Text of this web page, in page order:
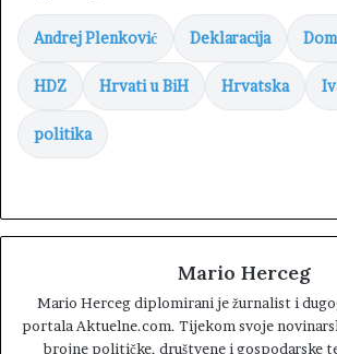
Andrej Plenković Deklaracija
HDZ Hrvati u BiH Hrvatska
politika
Mario Herceg
Mario Herceg diplomirani je žurnalist i
portala Aktuelne.com. Tijekom svoje
brojne političke, društvene i gospodarske